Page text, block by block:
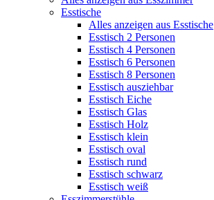
Esstische
Alles anzeigen aus Esstische
Esstisch 2 Personen
Esstisch 4 Personen
Esstisch 6 Personen
Esstisch 8 Personen
Esstisch ausziehbar
Esstisch Eiche
Esstisch Glas
Esstisch Holz
Esstisch klein
Esstisch oval
Esstisch rund
Esstisch schwarz
Esstisch weiß